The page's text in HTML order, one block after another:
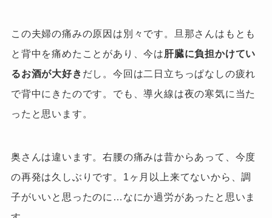
この夫婦の痛みの原因は別々です。旦那さんはもとも
と背中を痛めたことがあり、今は肝臓に負担かけてい
るお酒が大好き だし。今回は二日立ちっぱなしの疲れ
で背中にきたのです。でも、導火線は夜の寒気に当た
ったと思います。
奥さんは違います。右腰の痛みは昔からあって、今度
の再発は久しぶりです。1ヶ月以上来てないから、調
子がいいと思ったのに…なにか過労があったと思いま